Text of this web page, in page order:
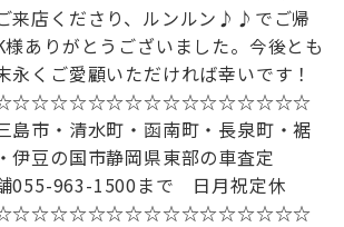
来店くださり、ルンルン♪♪でご帰
様ありがとうございました。 今後とも
永くご愛顧いただければ幸いです！
島市・清水町・函南町 ・長泉町・裾
伊豆の国市静岡県東部の車査定
055-963-1500まで 日月祝定休